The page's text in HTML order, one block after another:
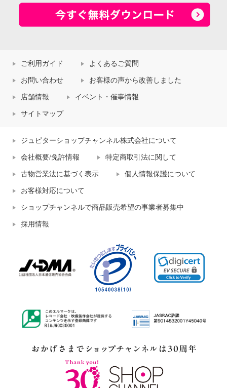
ご利用ガイド よくあるご質問
お問い合わせ お客様の声から改善しました
店舗情報 イベント・催事情報
サイトマップ
ジュピターショップチャンネル株式会社について
会社概要/免許情報 特定商取引法に関して
古物営業法に基づく表示 個人情報保護について
お客様対応について
ショップチャンネルで商品販売希望の事業者募集中
採用情報